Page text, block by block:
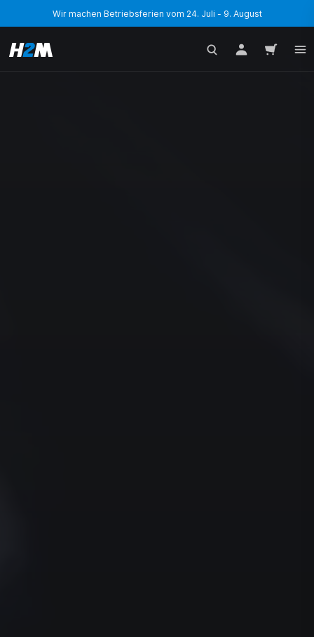
Wir machen Betriebsferien vom 24. Juli - 9. August